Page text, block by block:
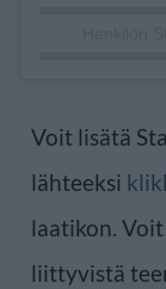
Voit lisätä
lähteeksi
laatikon.
liittyvistä